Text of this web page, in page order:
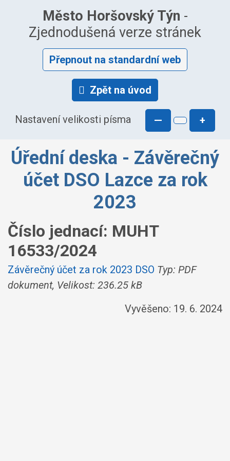
Město Horšovský Týn -
Zjednodušená verze stránek
Přepnout na standardní web
Zpět na úvod
Nastavení velikosti písma — +
Úřední deska - Závěrečný
účet DSO Lazce za rok
2023
Číslo jednací: MUHT
16533/2024
Závěrečný účet za rok 2023 DSO Typ: PDF
dokument, Velikost: 236.25 kB
Vyvěšeno: 19. 6. 2024